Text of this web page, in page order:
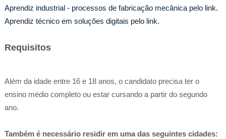
Aprendiz industrial - processos de fabricação mecânica pelo link.
Aprendiz técnico em soluções digitais pelo link.
Requisitos
Além da idade entre 16 e 18 anos, o candidato precisa ter o
ensino médio completo ou estar cursando a partir do segundo
ano.
Também é necessário residir em uma das seguintes cidades: